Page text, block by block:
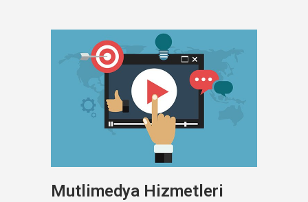
Mutlimedya Hizmetleri